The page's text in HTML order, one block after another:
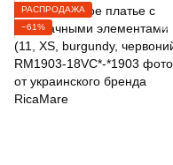
РАСПРОДАЖА
−61%